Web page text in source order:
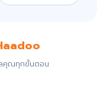
คุณทุกขั้นตอน